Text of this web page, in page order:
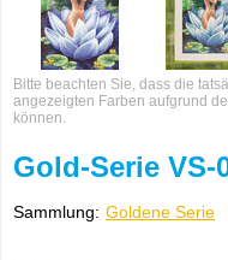
Bitte beachten Sie, dass die
angezeigten Farben aufgrund
können.
Gold-Serie VS-
Sammlung: Goldene Serie